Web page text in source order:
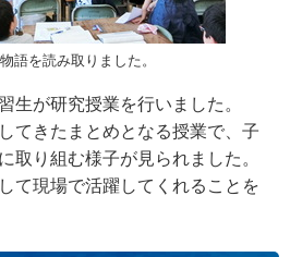
語を読み取りました。
が研究授業を行いました。
てきたまとめとなる授業で、子
取り組む様子が見られました。
て現場で活躍してくれることを